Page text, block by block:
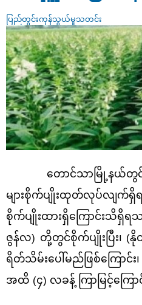
ပြည်တွင်းကုန်သွယ်မှုသတင်း
တောင်သာမြို့နယ်တွင် ပဲမ
များစိုက်ပျိုးထုတ်လုပ်လျက်
စိုက်ပျိုးထားရှိကြောင်းသိရှိရ
ဇွန်လ) တို့တွင်စိုက်ပျိုးပြီး၊
ရိတ်သိမ်းပေါ်မည်ဖြစ်ကြောင်း
အထိ (၄) လခန့် ကြာမြင့်ကြေ